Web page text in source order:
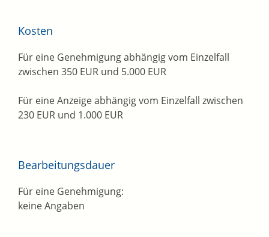
Kosten
Für eine Genehmigung abhängig vom Einzelfall
zwischen 350 EUR und 5.000 EUR
Für eine Anzeige abhängig vom Einzelfall zwischen
230 EUR und 1.000 EUR
Bearbeitungsdauer
Für eine Genehmigung:
keine Angaben